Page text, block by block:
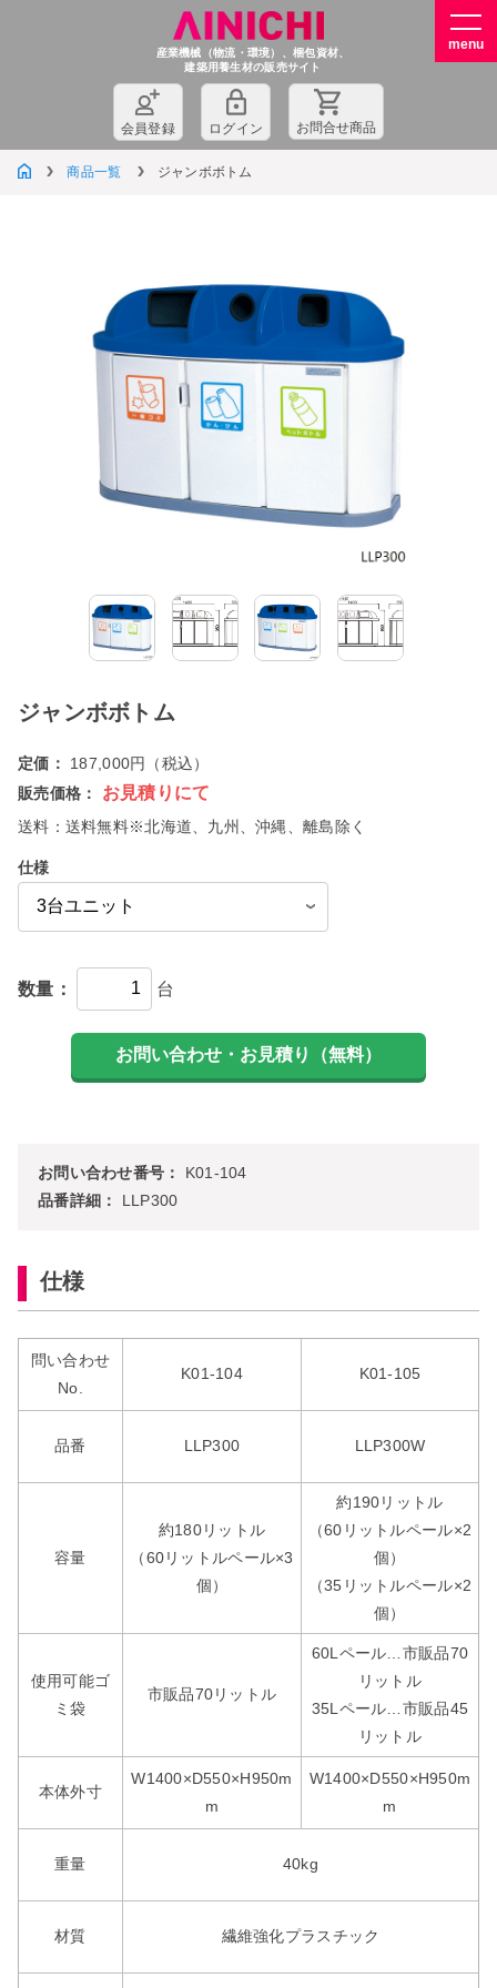
産業機械（物流・環境）、梱包資材、
建築用養生材の販売サイト
会員登録 ログイン お問合せ商品
商品一覧 ジャンボボトム
ジャンボボトム
定価：
187,000円（税込）
販売価格：
お見積りにて
送料： 送料無料※北海道、九州、沖縄、離島除く
仕様
数量： 台
お問い合わせ番号：
K01-104
品番詳細：
LLP300
仕様
問い合わせ
No.
K01-104 K01-105
品番 LLP300 LLP300W
容量
約180リットル
（60リットルペール×3
個）
約190リットル
（60リットルペール×2
個）
（35リットルペール×2
個）
使用可能ゴ
ミ袋
市販品70リットル
60Lペール…市販品70
リットル
35Lペール…市販品45
リットル
本体外寸
W1400×D550×H950m
m
W1400×D550×H950m
m
重量 40kg
材質 繊維強化プラスチック